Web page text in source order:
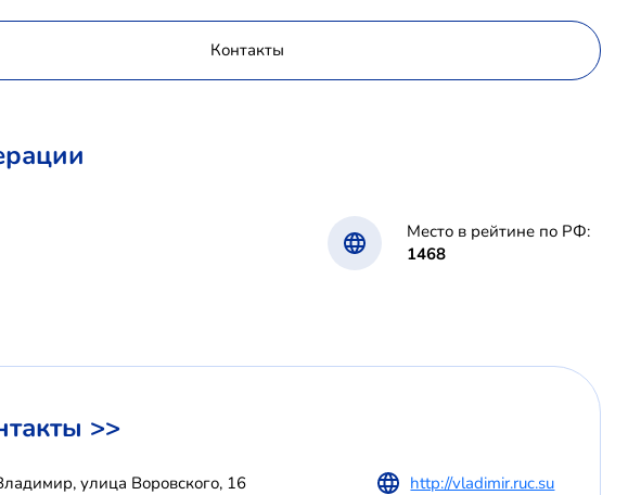
Контакты
Место в рейтине по РФ:
1468
>>
улица Воровского, 16 http://vladimir.ruc.su